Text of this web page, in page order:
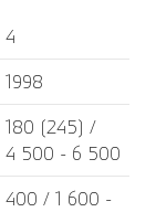
4
1998
180 (245) /
4 500 - 6 500
400 / 1 600 -